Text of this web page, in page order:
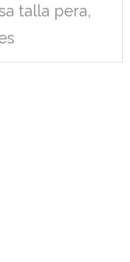
talla pera,